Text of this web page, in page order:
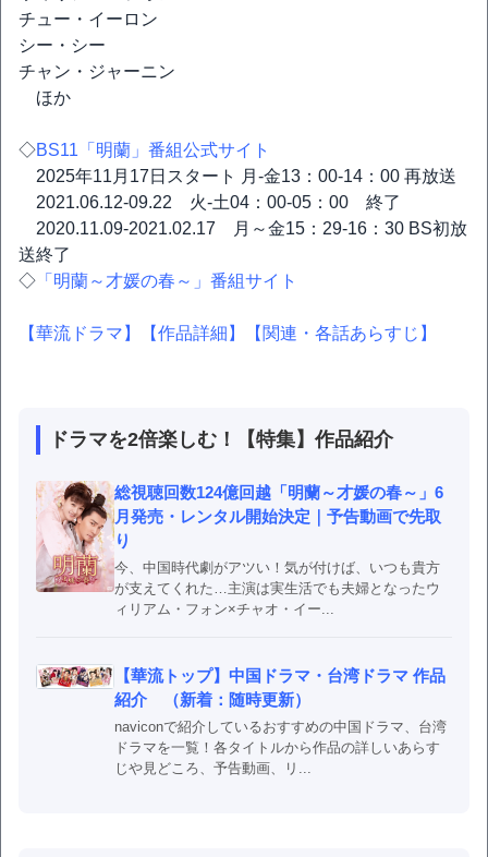
チュー・イーロン
シー・シー
チャン・ジャーニン
ほか
◇BS11「明蘭」番組公式サイト
2025年11月17日スタート 月-金13：00-14：00 再放送
2021.06.12-09.22 火-土04：00-05：00 終了
2020.11.09-2021.02.17 月～金15：29-16：30 BS初放
送終了
◇ 「明蘭～才媛の春～」番組サイト
【華流ドラマ】 【作品詳細】 【関連・各話あらすじ】
ドラマを2倍楽しむ！【特集】作品紹介
総視聴回数124億回越「明蘭～才媛の春～」6
月発売・レンタル開始決定｜予告動画で先取
り
今、中国時代劇がアツい！気が付けば、いつも貴方
が支えてくれた…主演は実生活でも夫婦となったウ
ィリアム・フォン×チャオ・イー...
【華流トップ】中国ドラマ・台湾ドラマ 作品
紹介 （新着：随時更新）
naviconで紹介しているおすすめの中国ドラマ、台湾
ドラマを一覧！各タイトルから作品の詳しいあらす
じや見どころ、予告動画、リ...